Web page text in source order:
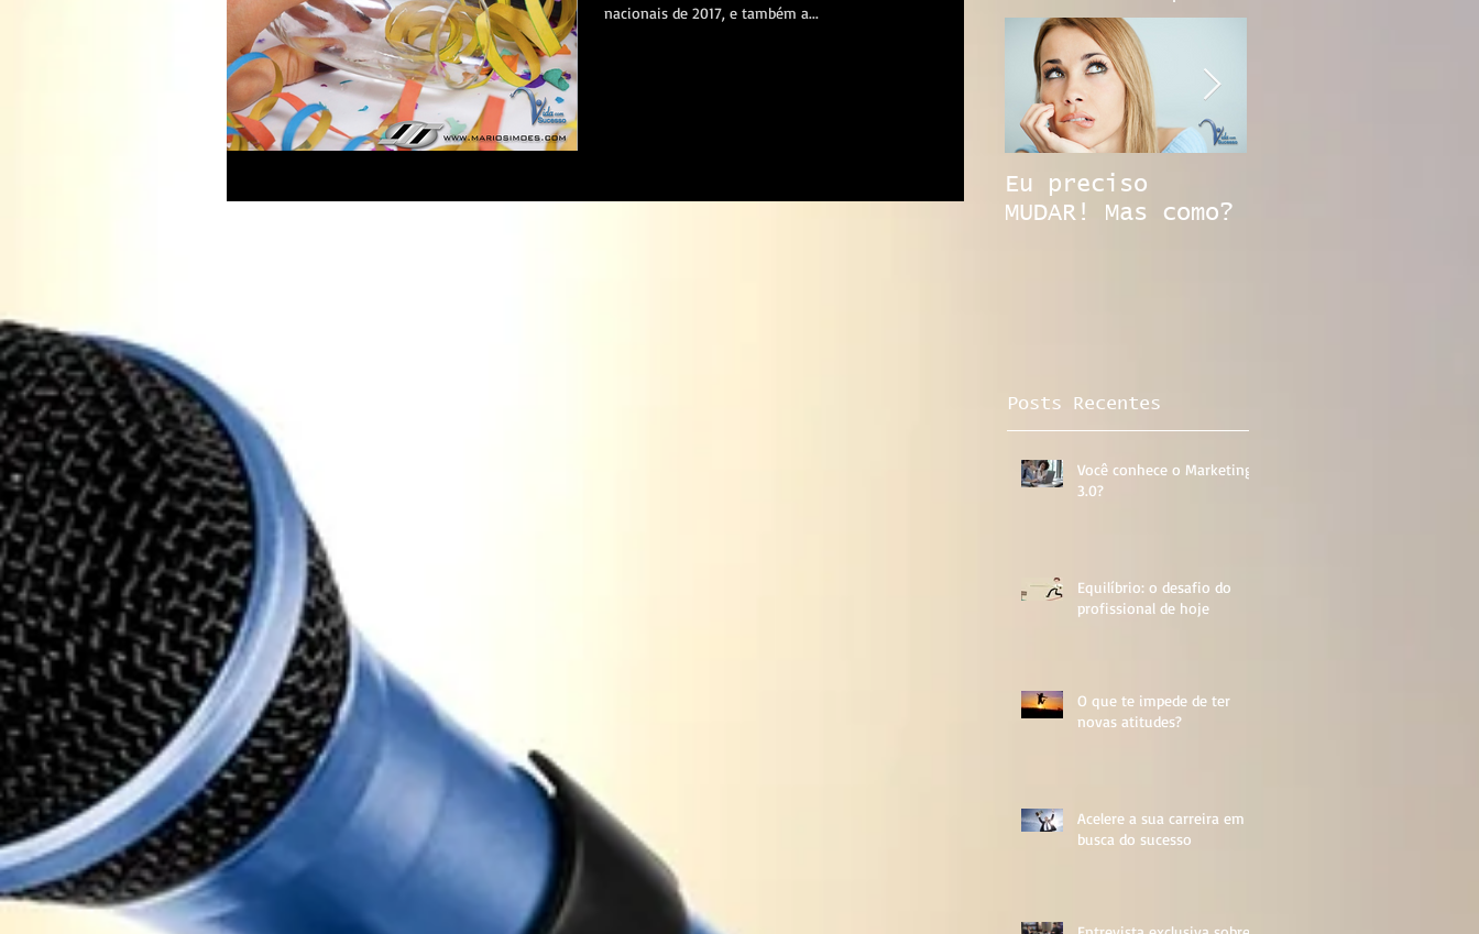
nacionais de 2017, e também a...
Eu preciso
MUDAR! Mas como?
Posts Recentes
Você conhece o Marketing
3.0?
Equilíbrio: o desafio do
profissional de hoje
O que te impede de ter
novas atitudes?
Acelere a sua carreira em
busca do sucesso